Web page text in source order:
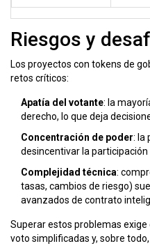
Riesgos y
Los proyectos con tokens de
retos críticos:
Apatía del votante: la
derecho, lo que deja
Concentración de poder: la
desincentivar la
Complejidad técnica:
tasas, cambios de riesgo)
avanzados de contrato
Superar estos problemas
voto simplificadas y, sobre